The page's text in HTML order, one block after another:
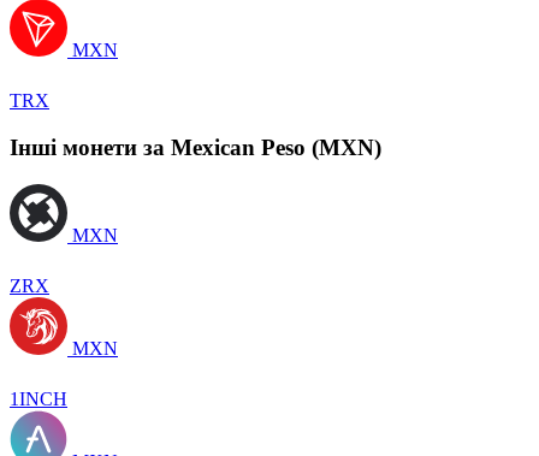
MXN
TRX
Інші монети за Mexican Peso (MXN)
MXN
ZRX
MXN
1INCH